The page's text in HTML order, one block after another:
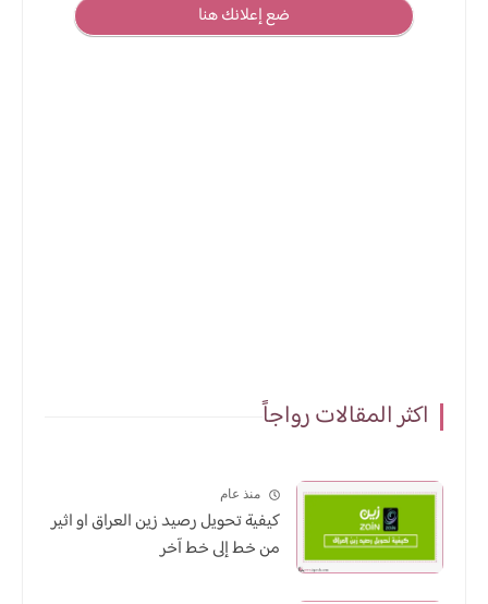
ضع إعلانك هنا
اكثر المقالات رواجاً
منذ عام
كيفية تحويل رصيد زين العراق او اثير
من خط إلى خط آخر